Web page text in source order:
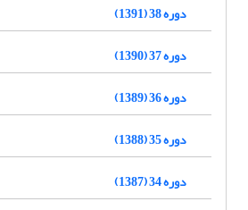
دوره 38 (1391)
دوره 37 (1390)
دوره 36 (1389)
دوره 35 (1388)
دوره 34 (1387)